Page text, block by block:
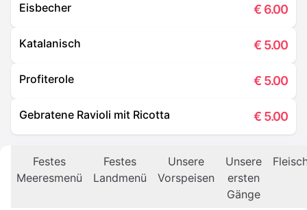
Eisbecher € 6.00
Katalanisch € 5.00
Profiterole € 5.00
Gebratene Ravioli mit Ricotta € 5.00
Festes
Meeresmenü
Festes
Landmenü
Unsere
Vorspeisen
Unsere
ersten
Gänge